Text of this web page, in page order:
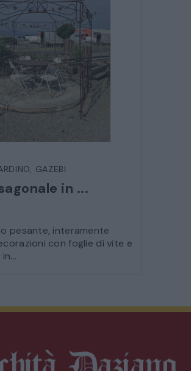
, GAZEBI
in ...
pesante, interamente
con foglie di vite e